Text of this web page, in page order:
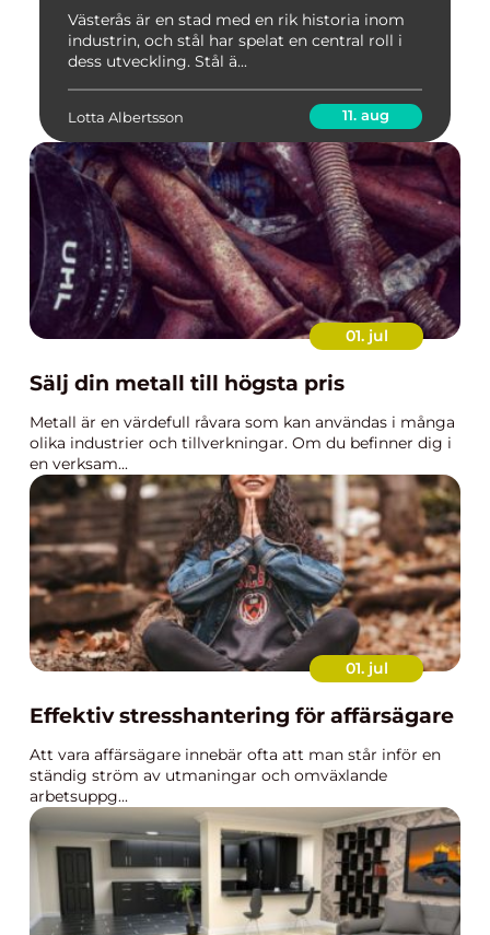
Västerås är en stad med en rik historia inom
industrin, och stål har spelat en central roll i
dess utveckling. Stål ä...
Lotta Albertsson 11. aug
01. jul
Sälj din metall till högsta pris
Metall är en värdefull råvara som kan användas i många
olika industrier och tillverkningar. Om du befinner dig i
en verksam...
01. jul
Effektiv stresshantering för affärsägare
Att vara affärsägare innebär ofta att man står inför en
ständig ström av utmaningar och omväxlande
arbetsuppg...